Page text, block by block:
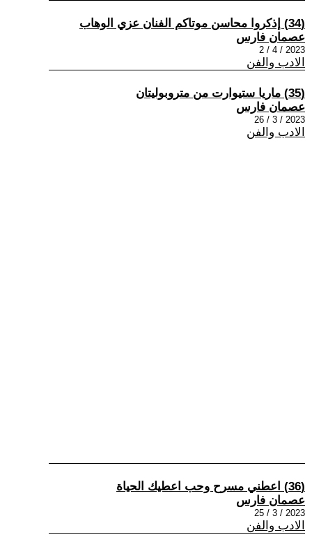
(34) إذكروا محاسن موتاكم الفنان عزي الوهاب
عصمان فارس
2023 / 4 / 2
الادب والفن
(35) ماريا ستيوارت من متروبوليتان
عصمان فارس
2023 / 3 / 26
الادب والفن
(36) اعطني مسرح وحب اعطيك الحياة
عصمان فارس
2023 / 3 / 25
الادب والفن